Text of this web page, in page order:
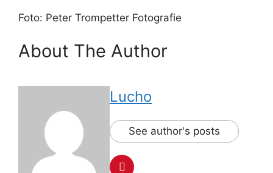
Foto: Peter Trompetter Fotografie
About The Author
Lucho
See author's posts